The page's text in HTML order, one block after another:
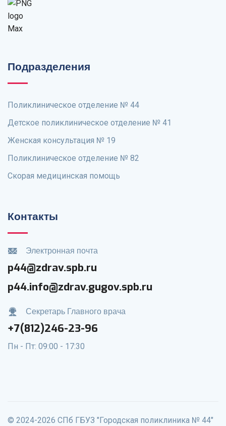
Подразделения
Поликлиническое отделение № 44
Детское поликлиническое отделение № 41
Женская консультация № 19
Поликлиническое отделение № 82
Скорая медицинская помощь
Контакты
Электронная почта
p44@zdrav.spb.ru
p44.info@zdrav.gugov.spb.ru
Секретарь Главного врача
+7(812)246-23-96
Пн - Пт: 09:00 - 17:30
© 2024-2026 СПб ГБУЗ "Городская поликлиника № 44"